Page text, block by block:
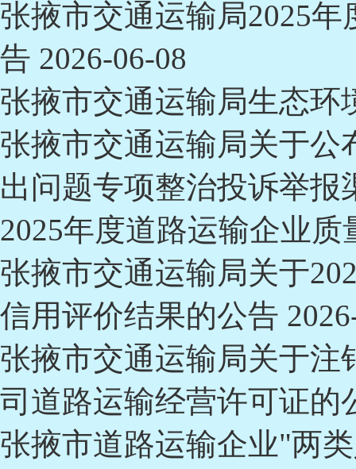
张掖市交通运输局2025
告 2026-06-08
张掖市交通运输局生态
张掖市交通运输局关于公
出问题专项整治投诉举
2025年度道路运输企业
张掖市交通运输局关于
信用评价结果的公告
张掖市交通运输局关于注
司道路运输经营许可证的
张掖市道路运输企业"两